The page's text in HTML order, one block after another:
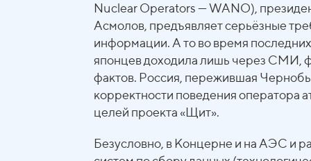
Nuclear Operators — WANO),
Асмолов, предъявляет серьёзные
информации. А то во время
японцев доходила лишь через СМИ,
фактов. Россия, пережившая
корректности поведения оператора
целей проекта «Щит».
Безусловно, в Концерне и на АЭС и